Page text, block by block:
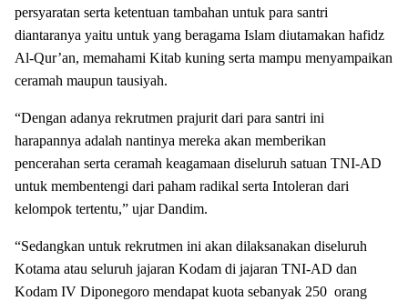
persyaratan serta ketentuan tambahan untuk para santri
diantaranya yaitu untuk yang beragama Islam diutamakan hafidz
Al-Qur’an, memahami Kitab kuning serta mampu menyampaikan
ceramah maupun tausiyah.
“Dengan adanya rekrutmen prajurit dari para santri ini
harapannya adalah nantinya mereka akan memberikan
pencerahan serta ceramah keagamaan diseluruh satuan TNI-AD
untuk membentengi dari paham radikal serta Intoleran dari
kelompok tertentu,” ujar Dandim.
“Sedangkan untuk rekrutmen ini akan dilaksanakan diseluruh
Kotama atau seluruh jajaran Kodam di jajaran TNI-AD dan
Kodam IV Diponegoro mendapat kuota sebanyak 250 orang